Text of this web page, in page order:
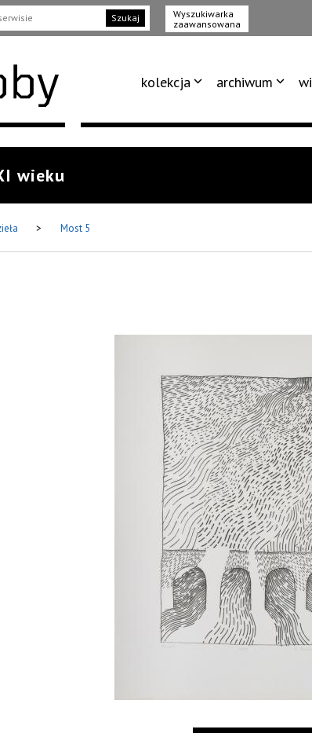
Szukaj
Wyszukiwarka
zaawansowana
kolekcja archiwum
wieku
> Most 5